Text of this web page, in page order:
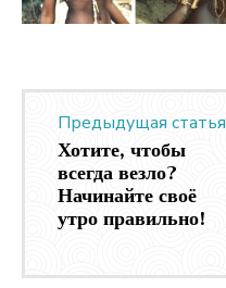
Предыдущая статья
Хотите, чтобы
всегда везло?
Начинайте своё
утро правильно!